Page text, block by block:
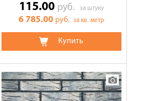
115.00 руб. за штуку
6 785.00 руб.за кв. метр
Купить